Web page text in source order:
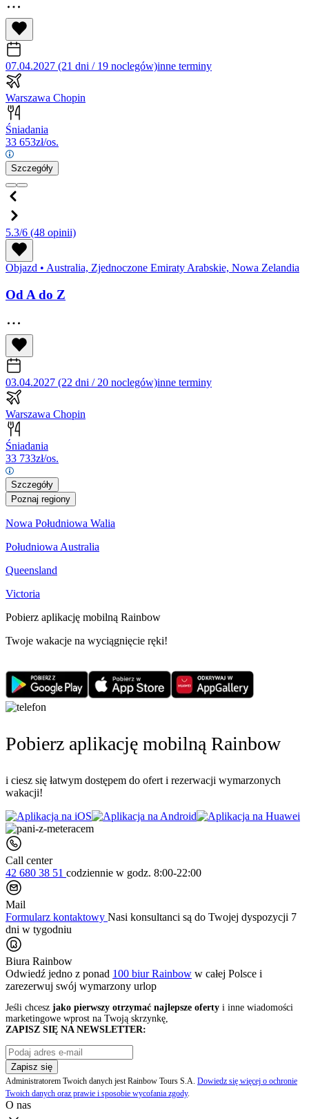
07.04.2027 (21 dni / 19 noclegów)inne terminy
Warszawa Chopin
Śniadania
33 653zł/os.
Szczegóły
5.3/6 (48 opinii)
Objazd • Australia, Zjednoczone Emiraty Arabskie, Nowa Zelandia
Od A do Z
03.04.2027 (22 dni / 20 noclegów)inne terminy
Warszawa Chopin
Śniadania
33 733zł/os.
Szczegóły
Poznaj regiony
Nowa Południowa Walia
Południowa Australia
Queensland
Victoria
Pobierz aplikację mobilną Rainbow
Twoje wakacje na wyciągnięcie ręki!
Pobierz aplikację mobilną Rainbow
i ciesz się łatwym dostępem do ofert i rezerwacji wymarzonych
wakacji!
Call center
42 680 38 51 codziennie w godz. 8:00-22:00
Mail
Formularz kontaktowy Nasi konsultanci są do Twojej dyspozycji 7
dni w tygodniu
Biura Rainbow
Odwiedź jedno z ponad 100 biur Rainbow w całej Polsce i
zarezerwuj swój wymarzony urlop
Jeśli chcesz jako pierwszy otrzymać najlepsze oferty i inne wiadomości
marketingowe wprost na Twoją skrzynkę,
ZAPISZ SIĘ NA NEWSLETTER:
Zapisz się
Administratorem Twoich danych jest Rainbow Tours S.A. Dowiedz się więcej o ochronie
Twoich danych oraz prawie i sposobie wycofania zgody.
O nas